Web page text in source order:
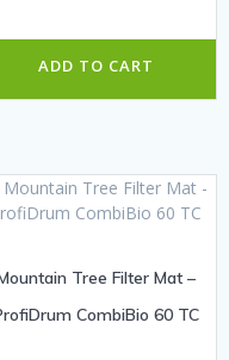
ADD TO CART
Tree Filter Mat –
CombiBio 60 TC